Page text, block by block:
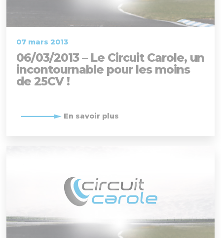
07 mars 2013
06/03/2013 – Le Circuit Carole, un
incontournable pour les moins
de 25CV !
En savoir plus